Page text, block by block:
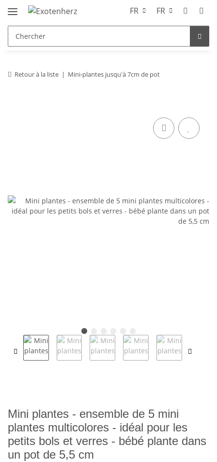
FR FR
Retour à la liste Mini-plantes jusqu'à 7cm de pot
Mini plantes - ensemble de 5 mini
plantes multicolores - idéal pour les
petits bols et verres - bébé plante dans
un pot de 5,5 cm